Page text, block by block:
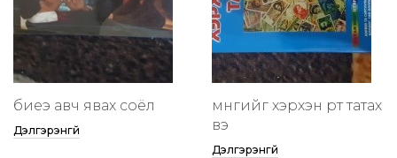
биеэ авч явах соёл
Дэлгэрэнгүй
мөнгийг хэрхэн өөртөө татах
вэ
Дэлгэрэнгүй